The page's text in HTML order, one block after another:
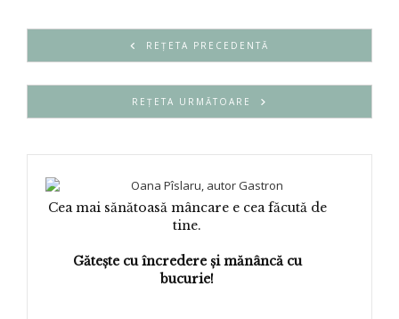
REȚETA PRECEDENTĂ
REȚETA URMĂTOARE
Cea mai sănătoasă mâncare e cea făcută de
tine.
Gătește cu încredere și mănâncă cu
bucurie!